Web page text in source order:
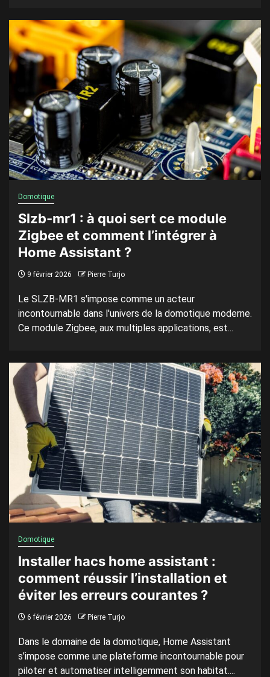
Domotique
Slzb-mr1 : à quoi sert ce module
Zigbee et comment l’intégrer à
Home Assistant ?
9 février 2026 Pierre Turjo
Le SLZB-MR1 s'impose comme un acteur
incontournable dans l'univers de la domotique moderne.
Ce module Zigbee, aux multiples applications, est...
Domotique
Installer hacs home assistant :
comment réussir l’installation et
éviter les erreurs courantes ?
6 février 2026 Pierre Turjo
Dans le domaine de la domotique, Home Assistant
s’impose comme une plateforme incontournable pour
piloter et automatiser intelligemment son habitat....